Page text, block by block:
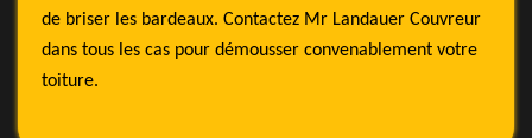
de briser les bardeaux. Contactez Mr Landauer Couvreur
dans tous les cas pour démousser convenablement votre
toiture.